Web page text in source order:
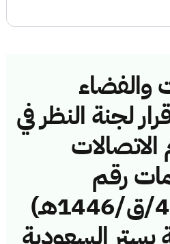
والفضاء
لجنة النظر في
رقم
(461141192/ق/1446هـ)
بستر السعودية